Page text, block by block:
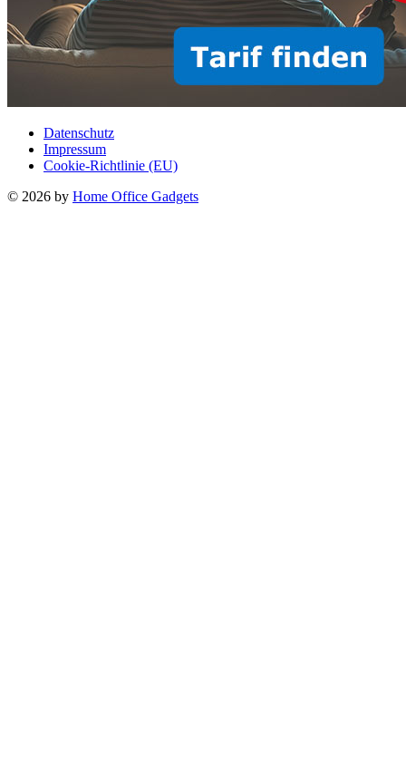
Datenschutz
Impressum
Cookie-Richtlinie (EU)
© 2026 by Home Office Gadgets